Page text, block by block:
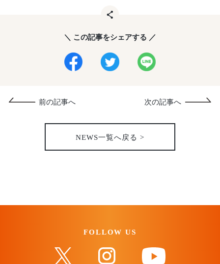
＼ この記事をシェアする ／
NEWS一覧へ戻る >
前の記事へ 次の記事へ
FOLLOW US